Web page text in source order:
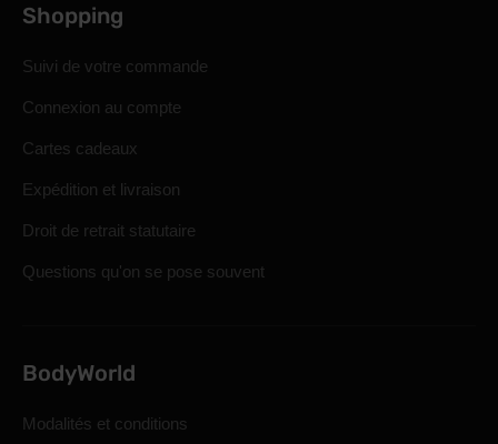
Shopping
Suivi de votre commande
Connexion au compte
Cartes cadeaux
Expédition et livraison
Droit de retrait statutaire
Questions qu'on se pose souvent
BodyWorld
Modalités et conditions